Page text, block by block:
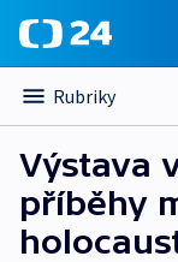
Rubriky
Výstava
příběhy